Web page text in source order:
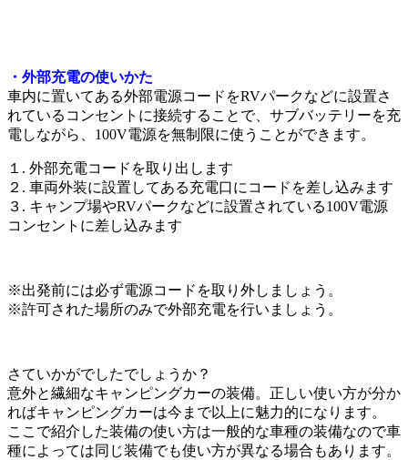
・外部充電の使いかた
車内に置いてある外部電源コードをRVパークなどに設置さ
れているコンセントに接続することで、サブバッテリーを充
電しながら、100V電源を無制限に使うことができます。
１. 外部充電コードを取り出します
２. 車両外装に設置してある充電口にコードを差し込みます
３. キャンプ場やRVパークなどに設置されている100V電源
コンセントに差し込みます
※出発前には必ず電源コードを取り外しましょう。
※許可された場所のみで外部充電を行いましょう。
さていかがでしたでしょうか？
意外と繊細なキャンピングカーの装備。正しい使い方が分か
ればキャンピングカーは今まで以上に魅力的になります。
ここで紹介した装備の使い方は一般的な車種の装備なので車
種によっては同じ装備でも使い方が異なる場合もあります。